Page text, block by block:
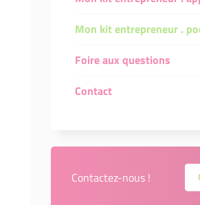
Mon kit entrepreneur .
Foire aux questions
Contact
Contactez-nous !